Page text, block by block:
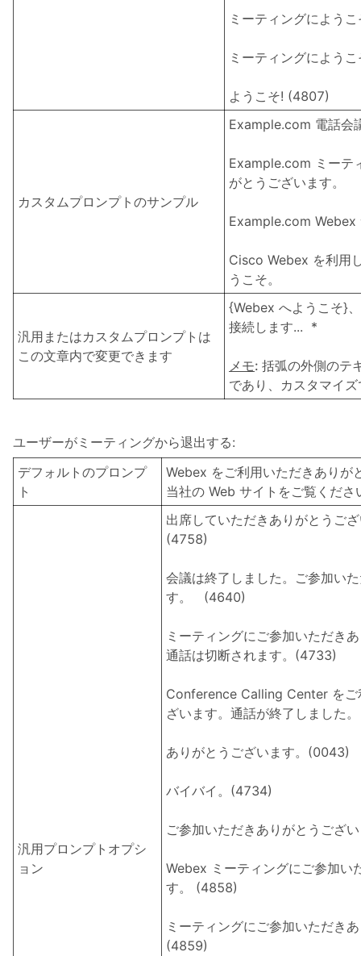
ミーティングによう
ミーティングによう
ようこそ! (4807)
カスタムプロンプトのサンプル
Example.com 電話会
Example.com ミーテ
がとうございます。
Example.com Webex
Cisco Webex を利用
うこそ。
汎用またはカスタムプロンプトは
この文章内で変更できます
{Webex へようこそ}
接続します... *
メモ: 括弧の外側のテ
であり、カスタマイ
ユーザーがミーティングから退出する:
デフォルトのプロンプ
ト
Webex をご利用いただきありが
当社の Web サイトをご覧くだ
汎用プロンプトオプシ
ョン
出席していただきありがとうご
(4758)
会議は終了しました。ご参加い
す。 (4640)
ミーティングにご参加いただき
通話は切断されます。(4733)
Conference Calling Center をご
ざいます。通話が終了しました
ありがとうございます。(0043)
バイバイ。(4734)
ご参加いただきありがとうござ
Webex ミーティングにご参加い
す。 (4858)
ミーティングにご参加いただき
(4859)